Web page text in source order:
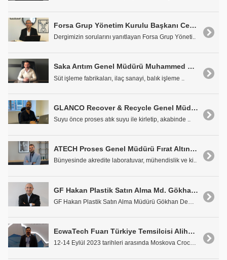
Forsa Grup Yönetim Kurulu Başkanı Cem Şenoğlu: 'Su Şartlandırma ile Yüzde 20 Tasarruf Sağlamak Mümkün'
Dergimizin sorularını yanıtlayan Forsa Grup Yöneti..
Saka Arıtım Genel Müdürü Muhammed Emin Saka: 'Tasarımlarımızı İşletme Maliyetlerini Hesaplayarak Oluşturuyoruz'
Süt işleme fabrikaları, ilaç sanayi, balık işleme ..
GLANCO Recover & Recycle Genel Müdürü Özgür Koçak: 'Suyu Üretim Kaynağında Geri Kazanmak Daha Avantajlı'
Suyu önce proses atık suyu ile kirletip, akabinde ..
ATECH Proses Genel Müdürü Fırat Altıntaş: 'Minimum Maliyetle Maksimum Su Verimi Sağlıyoruz'
Bünyesinde akredite laboratuvar, mühendislik ve ki..
GF Hakan Plastik Satın Alma Md. Gökhan Demir: "Stratejik Önemi Olan Satın Alma Planlamamızı Çok İyi Yapmaya Çalışıyoruz"
EcwaTech Fuarı Türkiye Temsilcisi Alihan Havus: EcwaTech Türk Firmalara Yeni İş Fırsatları Sunacak
12-14 Eylül 2023 tarihleri arasında Moskova Crocus..